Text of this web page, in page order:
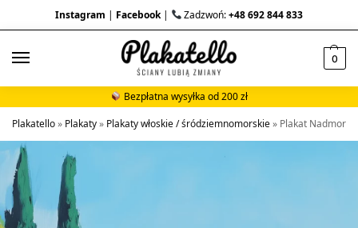
Instagram | Facebook| Zadzwoń:+48 692 844 833
0
Bezpłatna wysyłka od 200 zł
Plakatello» Plakaty» Plakaty włoskie / śródziemnomorskie» Plakat